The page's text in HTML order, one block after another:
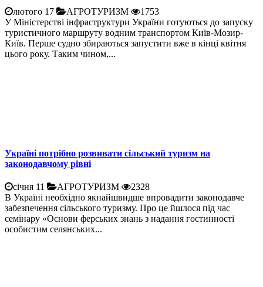
лютого 17 АГРОТУРИЗМ
1753
У Міністерстві інфраструктури України готуються до запуску
туристичного маршруту водним транспортом Київ-Мозир-
Київ. Перше судно збираються запустити вже в кінці квітня
цього року. Таким чином,...
Україні потрібно розвивати сільський туризм на
законодавчому рівні
січня 11 АГРОТУРИЗМ
2328
В Україні необхідно якнайшвидше впровадити законодавче
забезпечення сільського туризму. Про це йшлося під час
семінару «Основи ферських знань з надання гостинності
особистим селянських...